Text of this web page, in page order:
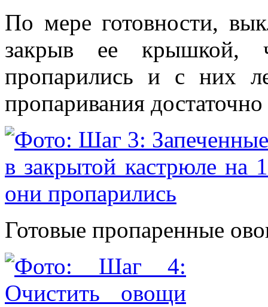
По мере готовности,
закрыв ее крышкой,
пропарились и с них
пропаривания
Готовые пропаренные